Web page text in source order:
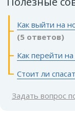
Как выйти на
(5 ответов)
Как перейти
Стоит ли
Задать вопрос